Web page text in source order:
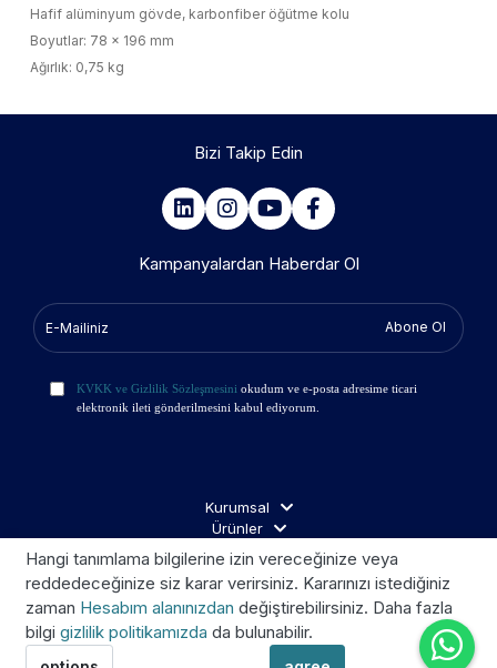
Hafif alüminyum gövde, karbonfiber öğütme kolu
Boyutlar: 78 x 196 mm
Ağırlık: 0,75 kg
Bizi Takip Edin
Kampanyalardan Haberdar Ol
Abone Ol
KVKK ve Gizlilik Sözleşmesini okudum ve e-posta adresime ticari
elektronik ileti gönderilmesini kabul ediyorum.
Kurumsal
Ürünler
İş Ortakları
Ziyaretçi Aydınlatma
Telif © 2026 Kroom. Tüm hakları saklıdır.
Hangi tanımlama bilgilerine izin vereceğinize veya
reddedeceğinize siz karar verirsiniz. Kararınızı istediğiniz
zaman Hesabım alanınızdan değiştirebilirsiniz. Daha fazla
bilgi gizlilik politikamızda da bulunabilir.